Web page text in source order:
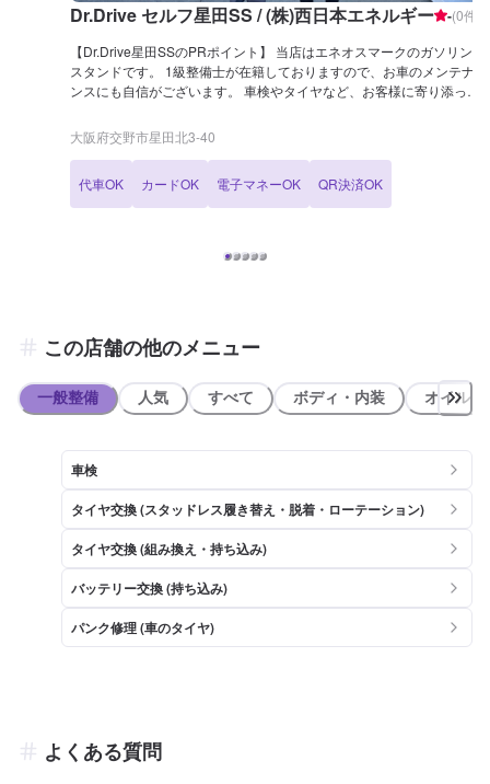
Dr.Drive セルフ星田SS / (株)西日本エネルギー -(0件)
【Dr.Drive星田SSのPRポイント】 当店はエネオスマークのガソリン
スタンドです。 1級整備士が在籍しておりますので、お車のメンテナ
ンスにも自信がございます。 車検やタイヤなど、お客様に寄り添って
ておりますので、詳細は予約ページをご確認くださいませ！ 【営業時
間】 [メンテナンス受付時間] 全日：9：00〜18：00 [給油営業時間] 全
なるとガソリン・軽油が初回は5円/L引きです！ 以降特売日には2円/L
引き、通常時1円/L引きとなります。 【サービスルームの詳細】 ✅椅
セス】 枚方富田林泉佐野線(府道20号)沿いにございます。 道路向かい
大阪府交野市星田北3-40
代車OK カードOK 電子マネーOK QR決済OK
この店舗の他のメニュー
一般整備 人気 すべて ボディ・内装 オイル類
車検
タイヤ交換 (スタッドレス履き替え・脱着・ローテーション)
タイヤ交換 (組み換え・持ち込み)
バッテリー交換 (持ち込み)
パンク修理 (車のタイヤ)
よくある質問